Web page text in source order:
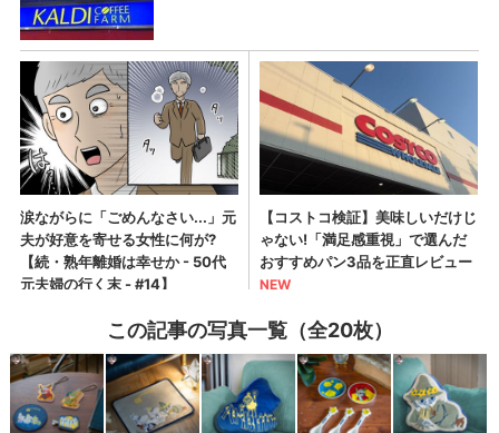
この記事の写真一覧（全20枚）